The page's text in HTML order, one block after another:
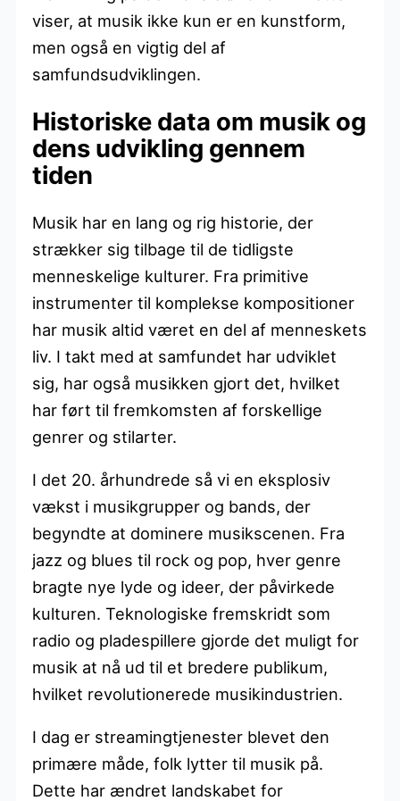
viser, at musik ikke kun er en kunstform,
men også en vigtig del af
samfundsudviklingen.
Historiske data om musik og
dens udvikling gennem
tiden
Musik har en lang og rig historie, der
strækker sig tilbage til de tidligste
menneskelige kulturer. Fra primitive
instrumenter til komplekse kompositioner
har musik altid været en del af menneskets
liv. I takt med at samfundet har udviklet
sig, har også musikken gjort det, hvilket
har ført til fremkomsten af forskellige
genrer og stilarter.
I det 20. århundrede så vi en eksplosiv
vækst i musikgrupper og bands, der
begyndte at dominere musikscenen. Fra
jazz og blues til rock og pop, hver genre
bragte nye lyde og ideer, der påvirkede
kulturen. Teknologiske fremskridt som
radio og pladespillere gjorde det muligt for
musik at nå ud til et bredere publikum,
hvilket revolutionerede musikindustrien.
I dag er streamingtjenester blevet den
primære måde, folk lytter til musik på.
Dette har ændret landskabet for